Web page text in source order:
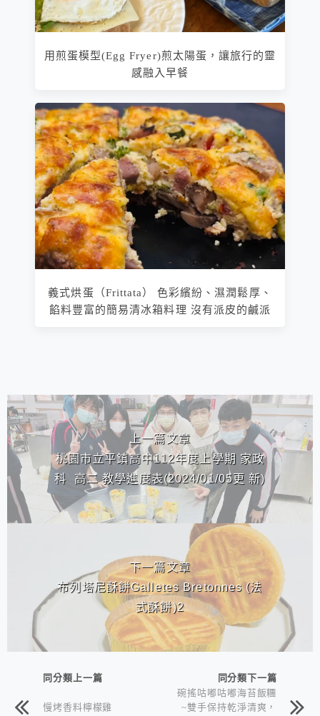
用煎蛋模型(Egg Fryer)煎太陽蛋，讓旅行的靈
感融入早餐
義式烘蛋（Frittata） 色彩繽紛、濕潤鬆厚、
餡料豐富的簡易清冰箱料理 沒有派皮的鹹派
相連文章
上一篇文章
桃園市立平鎮高中112年度上學期 家政
科 高二 教學進度表(2024/01/05更 新)
下一篇文章
布列塔尼酥餅Galletes Bretonnes (法
式酥餅)2
同分類上一篇
慢烤香料檸檬雞
同分類下一篇
碗搖咕嘟咕嘟海苔飯糰
~雙手保持乾淨清爽，